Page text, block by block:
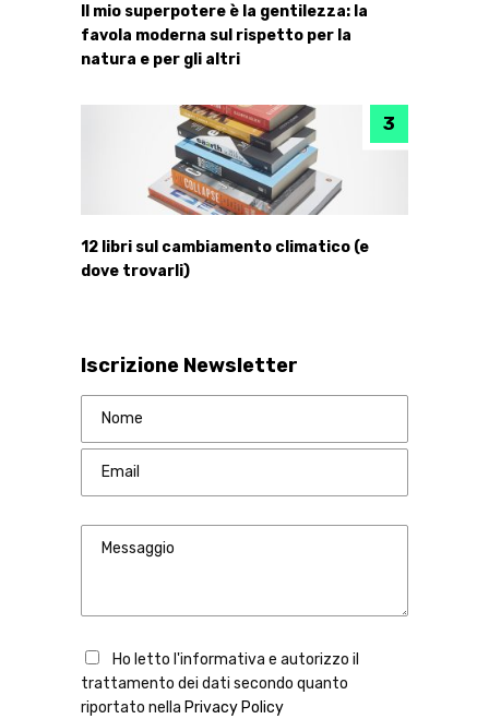
Il mio superpotere è la gentilezza: la
favola moderna sul rispetto per la
natura e per gli altri
12 libri sul cambiamento climatico (e
dove trovarli)
Iscrizione Newsletter
Ho letto l'informativa e autorizzo il
trattamento dei dati secondo quanto
riportato nella Privacy Policy